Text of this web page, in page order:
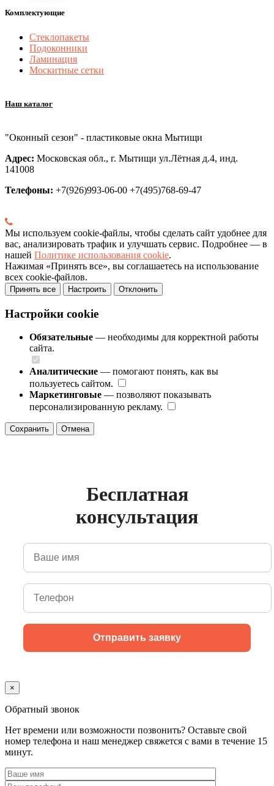
Комплектующие
Стеклопакеты
Подоконники
Ламинация
Москитные сетки
Наш каталог
"Оконный сезон" - пластиковые окна Мытищи
Адрес: Московская обл., г. Мытищи ул.Лётная д.4, инд.
141008
Телефоны: +7(926)993-06-00 +7(495)768-69-47
Мы используем cookie-файлы, чтобы сделать сайт удобнее для
вас, анализировать трафик и улучшать сервис. Подробнее — в
нашей Политике использования cookie.
Нажимая «Принять все», вы соглашаетесь на использование
всех cookie-файлов.
Принять все Настроить Отклонить
Настройки cookie
Обязательные — необходимы для корректной работы
сайта.
Аналитические — помогают понять, как вы
пользуетесь сайтом.
Маркетинговые — позволяют показывать
персонализированную рекламу.
Сохранить Отмена
Бесплатная
консультация
×
Обратный звонок
Нет времени или возможности позвонить? Оставьте свой
номер телефона и наш менеджер свяжется с вами в течение 15
минут.